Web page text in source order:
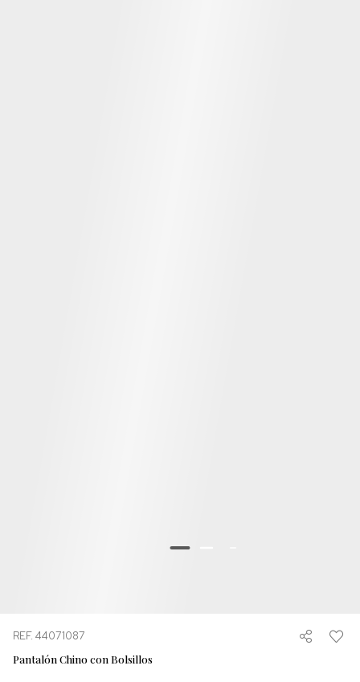
REF. 44071087
Pantalón Chino con Bolsillos